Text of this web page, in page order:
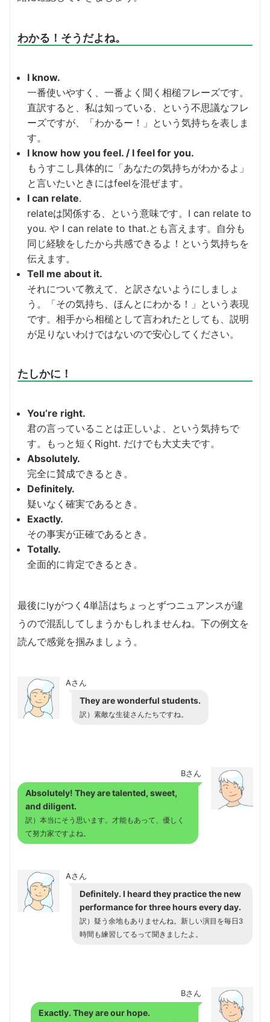
わかる！そうだよね。
I know.
一番使いやすく、一番よく聞く相槌フレーズです。
直訳すると、私は知っている、という不思議なフレ
ーズですが、「わかるー！」という気持ちを表しま
す。
I know how you feel. / I feel for you.
もうすこし具体的に「あなたの気持ちがわかるよ」
と言いたいときにはfeelを混ぜます。
I can relate.
relateは関係する、という意味です。I can relate to
you. や I can relate to that.とも言えます。自分も
同じ経験をしたから共感できるよ！という気持ちを
伝えます。
Tell me about it.
それについて教えて、と訳さないようにしましょ
う。「その気持ち、ほんとにわかる！」という表現
です。相手から相槌として言われたとしても、説明
が足りないわけではないので安心してください。
たしかに！
You’re right.
君の言っていることは正しいよ、という気持ちで
す。もっと短くRight. だけでも大丈夫です。
Absolutely.
完全に賛成できるとき。
Definitely.
疑いなく確実であるとき。
Exactly.
その事実が正確であるとき。
Totally.
全面的に肯定できるとき。
最後にlyがつく4単語はちょっとずつニュアンスが違
うので混乱してしまうかもしれませんね。下の例文を
読んで感覚を掴みましょう。
Aさん
They are wonderful students.
訳）素敵な生徒さんたちですね。
Bさん
Absolutely! They are talented, sweet,
and diligent.
訳）本当にそう思います。才能もあって、優しく
て努力家ですよね。
Aさん
Definitely. I heard they practice the new
performance for three hours every day.
訳）疑う余地もありませんね。新しい演目を毎日3
時間も練習してるって聞きましたよ。
Bさん
Exactly. They are our hope.